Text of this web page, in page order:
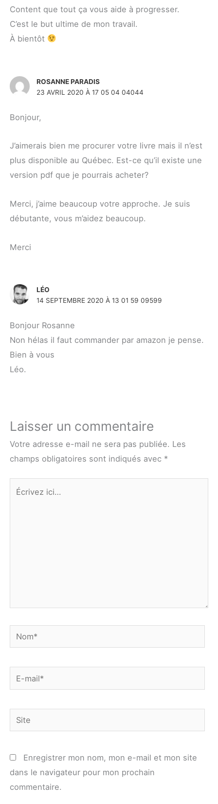
Content que tout ça vous aide à progresser.
C’est le but ultime de mon travail.
À bientôt
ROSANNE PARADIS
23 AVRIL 2020 À 17 05 04 04044
Bonjour,
J’aimerais bien me procurer votre livre mais il n’est
plus disponible au Québec. Est-ce qu’il existe une
version pdf que je pourrais acheter?
Merci, j’aime beaucoup votre approche. Je suis
débutante, vous m’aidez beaucoup.
Merci
LÉO
14 SEPTEMBRE 2020 À 13 01 59 09599
Bonjour Rosanne
Non hélas il faut commander par amazon je pense.
Bien à vous
Léo.
Laisser un commentaire
Votre adresse e-mail ne sera pas publiée. Les
champs obligatoires sont indiqués avec *
Écrivez
Nom*
E-
mail*
Site
Enregistrer mon nom, mon e-mail et mon site
dans le navigateur pour mon prochain
commentaire.